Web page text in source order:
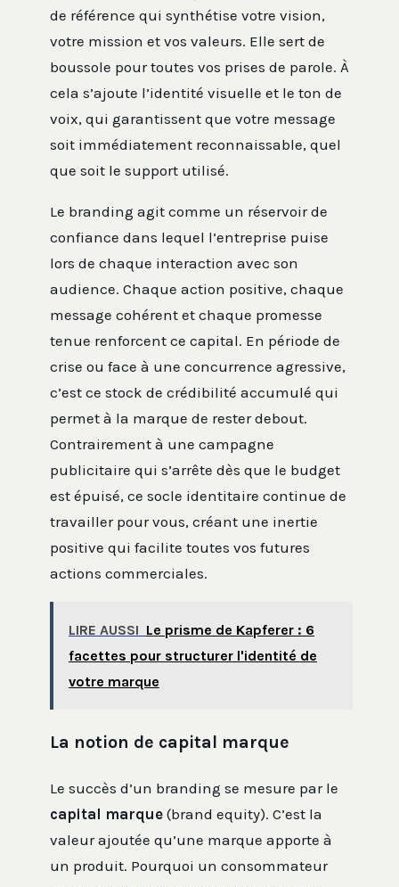
de référence qui synthétise votre vision,
votre mission et vos valeurs. Elle sert de
boussole pour toutes vos prises de parole. À
cela s’ajoute l’identité visuelle et le ton de
voix, qui garantissent que votre message
soit immédiatement reconnaissable, quel
que soit le support utilisé.
Le branding agit comme un réservoir de
confiance dans lequel l’entreprise puise
lors de chaque interaction avec son
audience. Chaque action positive, chaque
message cohérent et chaque promesse
tenue renforcent ce capital. En période de
crise ou face à une concurrence agressive,
c’est ce stock de crédibilité accumulé qui
permet à la marque de rester debout.
Contrairement à une campagne
publicitaire qui s’arrête dès que le budget
est épuisé, ce socle identitaire continue de
travailler pour vous, créant une inertie
positive qui facilite toutes vos futures
actions commerciales.
LIRE AUSSI Le prisme de Kapferer : 6
facettes pour structurer l'identité de
votre marque
La notion de capital marque
Le succès d’un branding se mesure par le
capital marque (brand equity). C’est la
valeur ajoutée qu’une marque apporte à
un produit. Pourquoi un consommateur